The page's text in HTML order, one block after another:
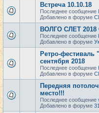
Встреча 10.10.18
Последнее сообщение
Добавлено в форуме
ВОЛГО СЛЕТ 2018
Последнее сообщение
Добавлено в форуме
Ретро-фестиваль
сентября 2018
Последнее сообщение
Добавлено в форуме
Передняя
место!!!
Последнее сообщение
Добавлено в форуме